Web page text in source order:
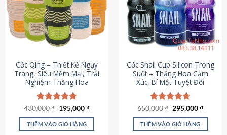
Cốc Qing – Thiết Kế Ngụy
Trang, Siêu Mềm Mại, Trải
Nghiệm Thăng Hoa
Được xếp
hạng4.78
5 sao
430,000₫ Giá
là:
430,000 ₫.
195,000₫Giá
tại
THÊM VÀO GIỎ HÀNG
Cốc Snail Cup Silicon Trong
Suốt – Thăng Hoa Cảm
Xúc, Bí Mật Tuyệt Đối
Được xếp
hạng4.69
5 sao
650,000₫ Giá
là:
650,000 ₫.
295,000₫Giá
tại
THÊM VÀO GIỎ HÀNG